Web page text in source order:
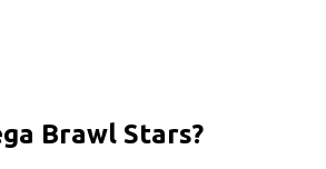
Brawl Stars?